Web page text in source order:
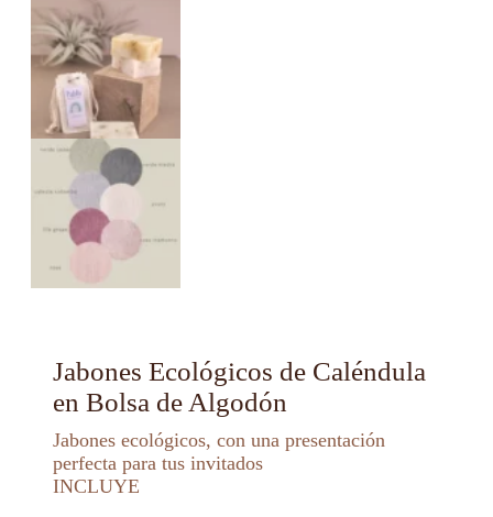
Jabones Ecológicos de Caléndula
en Bolsa de Algodón
Jabones ecológicos, con una presentación
perfecta para tus invitados
INCLUYE